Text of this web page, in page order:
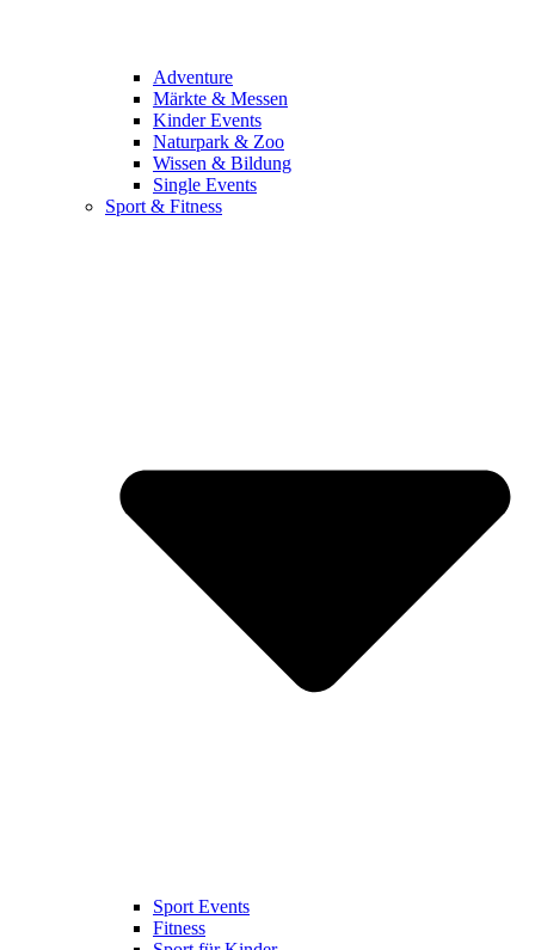
Adventure
Märkte & Messen
Kinder Events
Naturpark & Zoo
Wissen & Bildung
Single Events
Sport & Fitness
Sport Events
Fitness